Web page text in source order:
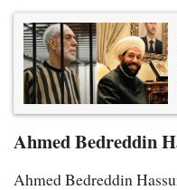
Ahmed Bedreddin
Ahmed Bedreddin